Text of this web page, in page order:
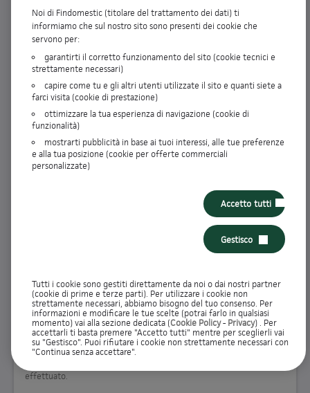
Password
ENTRA
RECUPERA DATI DI ACCESSO
Non hai ancora effettuato la registrazione?
Iscriviti all'Area Clienti per visualizzare i dettagli dei tuoi prodotti e
gestire tutte le operazioni direttamente online. Potrai inoltre
REGISTRATI
Richieste in valutazione
effettuato.
Noi di Findomestic (titolare del trattamento dei dati) ti
informiamo che sul nostro sito sono presenti dei cookie che
servono per:
garantirti il corretto funzionamento del sito (cookie tecnici e
strettamente necessari)
capire come tu e gli altri utenti utilizzate il sito e quanti siete a
farci visita (cookie di prestazione)
ottimizzare la tua esperienza di navigazione (cookie di
funzionalità)
mostrarti pubblicità in base ai tuoi interessi, alle tue preferenze
e alla tua posizione (cookie per offerte commerciali
personalizzate)
Tutti i cookie sono gestiti direttamente da noi o dai nostri partner
(cookie di prime e terze parti). Per utilizzare i cookie non
strettamente necessari, abbiamo bisogno del tuo consenso. Per
informazioni e modificare le tue scelte (potrai farlo in qualsiasi
momento) vai alla sezione dedicata (Cookie Policy-Privacy) . Per
accettarli ti basta premere "Accetto tutti" mentre per sceglierli vai
su "Gestisco". Puoi rifiutare i cookie non strettamente necessari con
"Continua senza accettare".
Gestisco
Accetto tutti